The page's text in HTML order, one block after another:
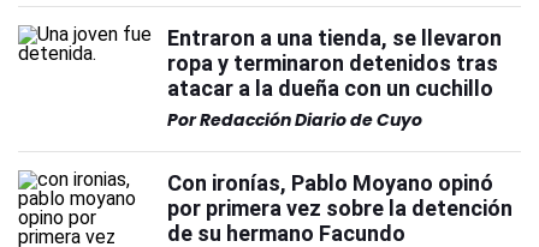
Entraron a una tienda, se llevaron
ropa y terminaron detenidos tras
atacar a la dueña con un cuchillo
PorRedacción Diario de Cuyo
Con ironías, Pablo Moyano opinó
por primera vez sobre la detención
de su hermano Facundo